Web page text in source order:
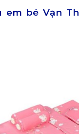
em bé Vạn